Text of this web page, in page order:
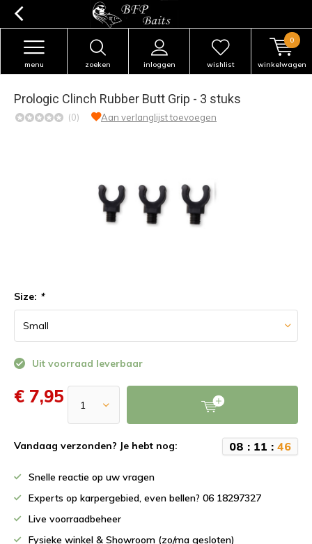
zoeken inloggen
menu wishlist winkelwagen
0
Prologic Clinch Rubber Butt Grip - 3 stuks
(0) Aan verlanglijst toevoegen
Size: *
Uit voorraad leverbaar
€ 7,95
Vandaag verzonden? Je hebt nog: 08 : 11 : 46
Snelle reactie op uw vragen
Experts op karpergebied, even bellen? 06 18297327
Live voorraadbeheer
Fysieke winkel & Showroom (zo/ma gesloten)